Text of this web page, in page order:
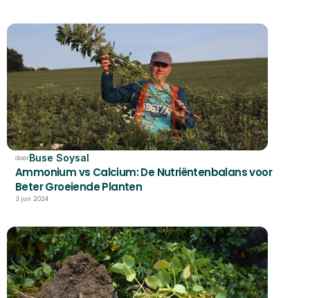
doorBuse Soysal
Ammonium vs Calcium: De Nutriëntenbalans voor
Beter Groeiende Planten
3 jun 2024